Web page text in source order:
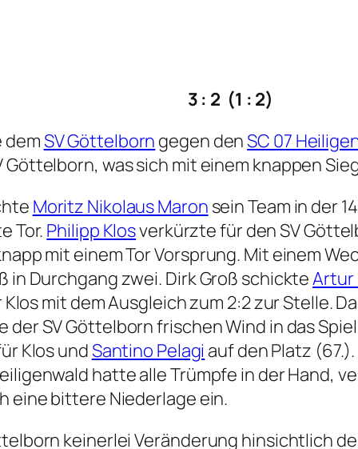
3 : 2 (1 : 2)
demSV Göttelborn gegen denSC 07
Göttelborn, was sich mit einem knappen
Moritz Nikolaus Maron sein Team in der
Tor. Philipp Klosverkürzte für den SV
mit einem Tor Vorsprung. Mit einem
in Durchgang zwei. Dirk Groß schickteArtur
mit dem Ausgleich zum 2:2 zur Stelle.
SV Göttelborn frischen Wind in das
Klos undSantino Pelagi auf den Platz (67.).
hatte alle Trümpfe in der Hand,
eine bittere Niederlage ein.
keinerlei Veränderung hinsichtlich